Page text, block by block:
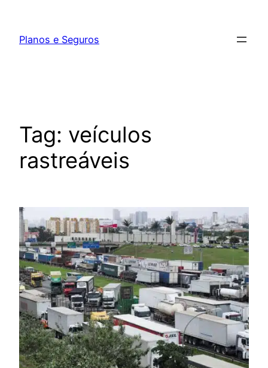
Planos e Seguros
Tag: veículos
rastreáveis